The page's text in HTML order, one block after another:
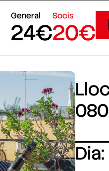
General
24€
Socis
20€
Dia: